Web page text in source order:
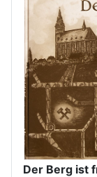
Der Berg ist